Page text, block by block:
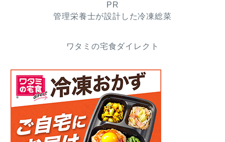
PR
管理栄養士が設計した冷凍総菜
ワタミの宅食ダイレクト